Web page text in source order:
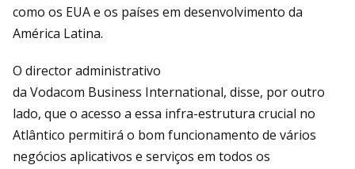
como os EUA e os países em desenvolvimento da
América Latina.
O director administrativo
da Vodacom Business International, disse, por outro
lado, que o acesso a essa infra-estrutura crucial no
Atlântico permitirá o bom funcionamento de vários
negócios aplicativos e serviços em todos os